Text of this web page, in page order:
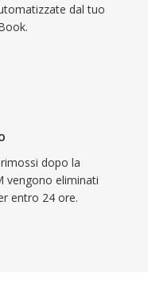
dal tuo
dopo la
vengono eliminati
entro 24 ore.